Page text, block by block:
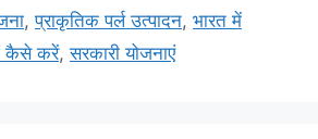
,प्राकृतिक पर्ल उत्पादन, भारत में
कैसे करें,सरकारी योजनाएं